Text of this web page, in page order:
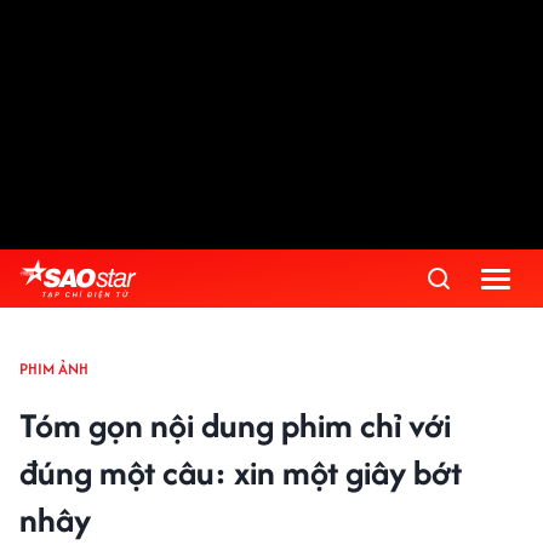
PHIM ẢNH
Tóm gọn nội dung phim chỉ với
đúng một câu: xin một giây bớt
nhây